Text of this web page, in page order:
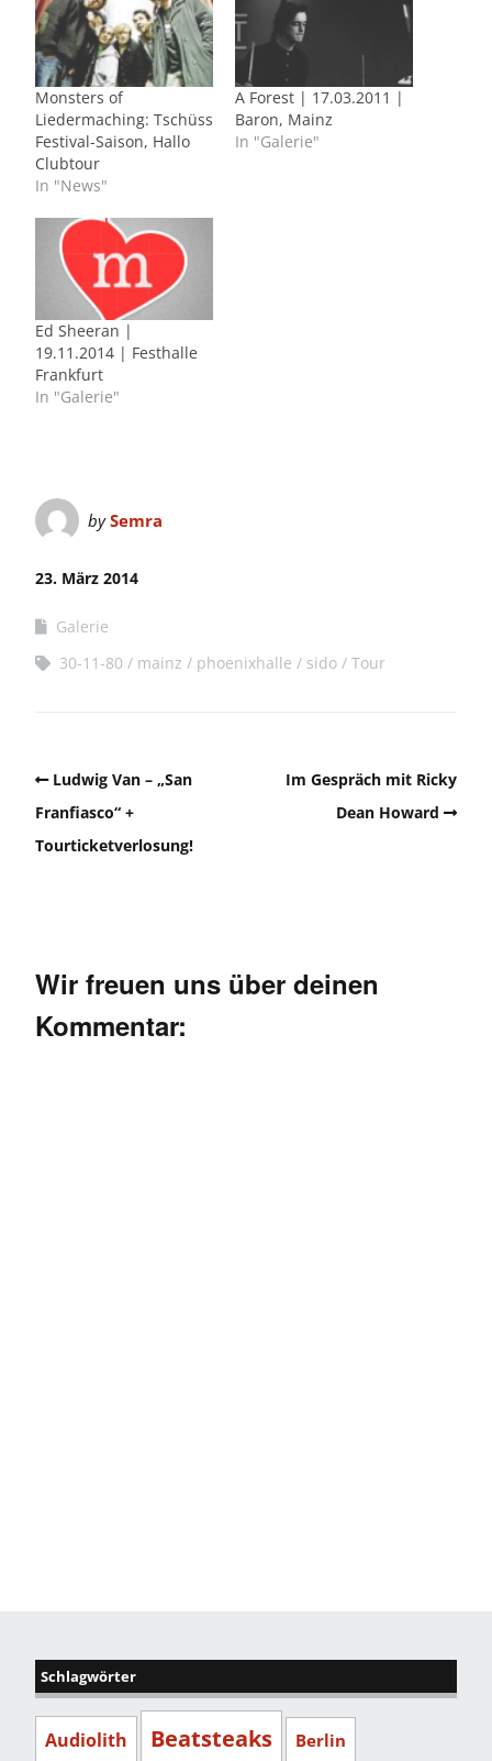
Monsters of
Liedermaching: Tschüss
Festival-Saison, Hallo
Clubtour
In "News"
A Forest | 17.03.2011 |
Baron, Mainz
In "Galerie"
Ed Sheeran |
19.11.2014 | Festhalle
Frankfurt
In "Galerie"
bySemra
23. März 2014
Galerie
30-11-80
mainz phoenixhalle sido Tour
Ludwig Van – „San
Franfiasco“ +
Tourticketverlosung!
Im Gespräch mit Ricky
Dean Howard
Wir freuen uns über deinen
Kommentar:
Schlagwörter
Audiolith Beatsteaks Berlin